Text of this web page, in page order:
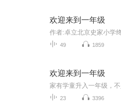
欢迎来到一年级
49 1859
欢迎来到一年级
23 3396